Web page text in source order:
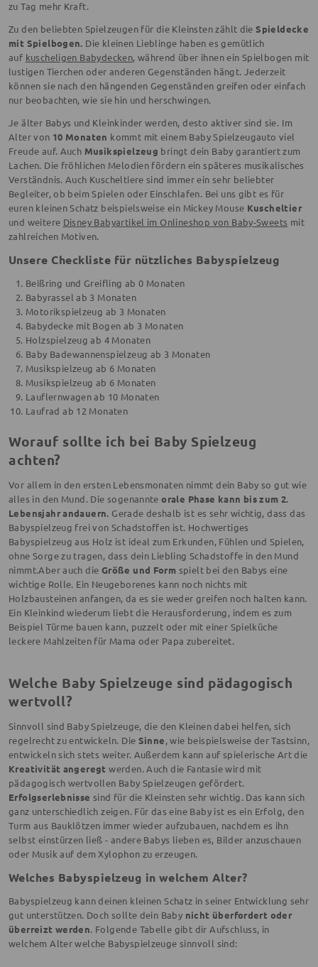
zu Tag mehr Kraft.
Zu den beliebten Spielzeugen für die Kleinsten zählt dieSpieldecke
mit Spielbogen. Die kleinen Lieblinge haben es gemütlich
auf kuscheligen Babydecken, während über ihnen ein Spielbogen mit
lustigen Tierchen oder anderen Gegenständen hängt. Jederzeit
können sie nach den hängenden Gegenständen greifen oder einfach
nur beobachten, wie sie hin und herschwingen.
Je älter Babys und Kleinkinder werden, desto aktiver sind sie. Im
Alter von 10 Monaten kommt mit einem Baby Spielzeugauto viel
Freude auf. Auch Musikspielzeug bringt dein Baby garantiert zum
Lachen. Die fröhlichen Melodien fördern ein späteres musikalisches
Verständnis. Auch Kuscheltiere sind immer ein sehr beliebter
Begleiter, ob beim Spielen oder Einschlafen. Bei uns gibt es für
euren kleinen Schatz beispielsweise ein Mickey Mouse Kuscheltier
und weitere Disney Babyartikel im Onlineshop von Baby-Sweets mit
zahlreichen Motiven.
Unsere Checkliste für nützliches Babyspielzeug
Beißring und Greifling ab 0 Monaten
Babyrassel ab 3 Monaten
Motorikspielzeug ab 3 Monaten
Babydecke mit Bogen ab 3 Monaten
Holzspielzeug ab 4 Monaten
Baby Badewannenspielzeug ab 3 Monaten
Musikspielzeug ab 6 Monaten
Musikspielzeug ab 6 Monaten
Lauflernwagen ab 10 Monaten
Laufrad ab 12 Monaten
Worauf sollte ich bei Baby Spielzeug
achten?
Vor allem in den ersten Lebensmonaten nimmt dein Baby so gut wie
alles in den Mund. Die sogenannteorale Phase kann bis zum 2.
Lebensjahr andauern. Gerade deshalb ist es sehr wichtig, dass das
Babyspielzeug frei von Schadstoffen ist. Hochwertiges
Babyspielzeug aus Holz ist ideal zum Erkunden, Fühlen und Spielen,
ohne Sorge zu tragen, dass dein Liebling Schadstoffe in den Mund
nimmt.Aber auch die Größe und Form spielt bei den Babys eine
wichtige Rolle. Ein Neugeborenes kann noch nichts mit
Holzbausteinen anfangen, da es sie weder greifen noch halten kann.
Ein Kleinkind wiederum liebt die Herausforderung, indem es zum
Beispiel Türme bauen kann, puzzelt oder mit einer Spielküche
leckere Mahlzeiten für Mama oder Papa zubereitet.
Welche Baby Spielzeuge sind pädagogisch
wertvoll?
Sinnvoll sind Baby Spielzeuge, die den Kleinen dabei helfen, sich
regelrecht zu entwickeln. Die Sinne, wie beispielsweise der Tastsinn,
entwickeln sich stets weiter. Außerdem kann auf spielerische Art die
Kreativität angeregt werden. Auch die Fantasie wird mit
pädagogisch wertvollen Baby Spielzeugen gefördert.
Erfolgserlebnisse sind für die Kleinsten sehr wichtig. Das kann sich
ganz unterschiedlich zeigen. Für das eine Baby ist es ein Erfolg, den
Turm aus Bauklötzen immer wieder aufzubauen, nachdem es ihn
selbst einstürzen ließ - andere Babys lieben es, Bilder anzuschauen
oder Musik auf dem Xylophon zu erzeugen.
Welches Babyspielzeug in welchem Alter?
Babyspielzeug kann deinen kleinen Schatz in seiner Entwicklung sehr
gut unterstützen. Doch sollte dein Baby nicht überfordert oder
überreizt werden. Folgende Tabelle gibt dir Aufschluss, in
welchem Alter welche Babyspielzeuge sinnvoll sind: